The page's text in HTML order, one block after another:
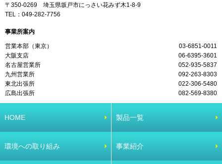
〒350-0269 埼玉県坂戸市にっさい花みず木1-8-9
TEL： 049-282-7756
事業所案内
営業本部（東京）
03-6851-0011
大阪支店
06-6395-3601
名古屋営業所
052-935-5837
九州営業所
092-263-8303
東北出張所
022-306-5480
広島出張所
082-569-8380
HOME 製品一覧
環境への取り組み 事業紹介